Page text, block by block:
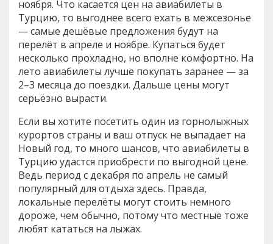
ноября. Что касается цен на авиабилеты в
Турцию, то выгоднее всего ехать в межсезонье
— самые дешёвые предложения будут на
перелёт в апреле и ноябре. Купаться будет
несколько прохладно, но вполне комфортно. На
лето авиабилеты лучше покупать заранее — за
2–3 месяца до поездки. Дальше цены могут
серьёзно вырасти.
Если вы хотите посетить один из горнолыжных
курортов страны и ваш отпуск не выпадает на
Новый год, то много шансов, что авиабилеты в
Турцию удастся приобрести по выгодной цене.
Ведь период с декабря по апрель не самый
популярный для отдыха здесь. Правда,
локальные перелёты могут стоить немного
дороже, чем обычно, потому что местные тоже
любят кататься на лыжах.